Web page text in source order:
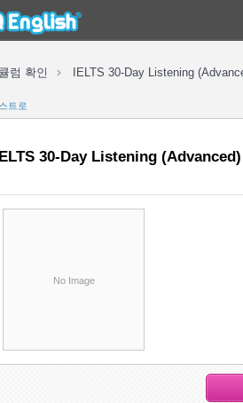
럼 확인 IELTS 30-Day Listening
트로
30-Day Listening (Advanced)
No Image